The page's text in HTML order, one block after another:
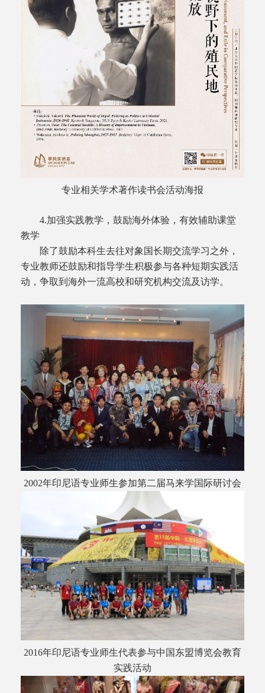
专业相关学术著作读书会活动海报
4.加强实践教学，鼓励海外体验，有效辅助课堂
教学
除了鼓励本科生去往对象国长期交流学习之外，
专业教师还鼓励和指导学生积极参与各种短期实践活
动，争取到海外一流高校和研究机构交流及访学。
2002年印尼语专业师生参加第二届马来学国际研讨会
2016年印尼语专业师生代表参与中国东盟博览会教育
实践活动